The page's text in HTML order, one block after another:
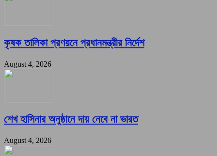
কৃষক তালিকা প্রণয়নে প্রধানমন্ত্রীর নির্দেশ
August 4, 2026
শেখ হাসিনার অনুষ্ঠানে দায় নেবে না ভারত
August 4, 2026